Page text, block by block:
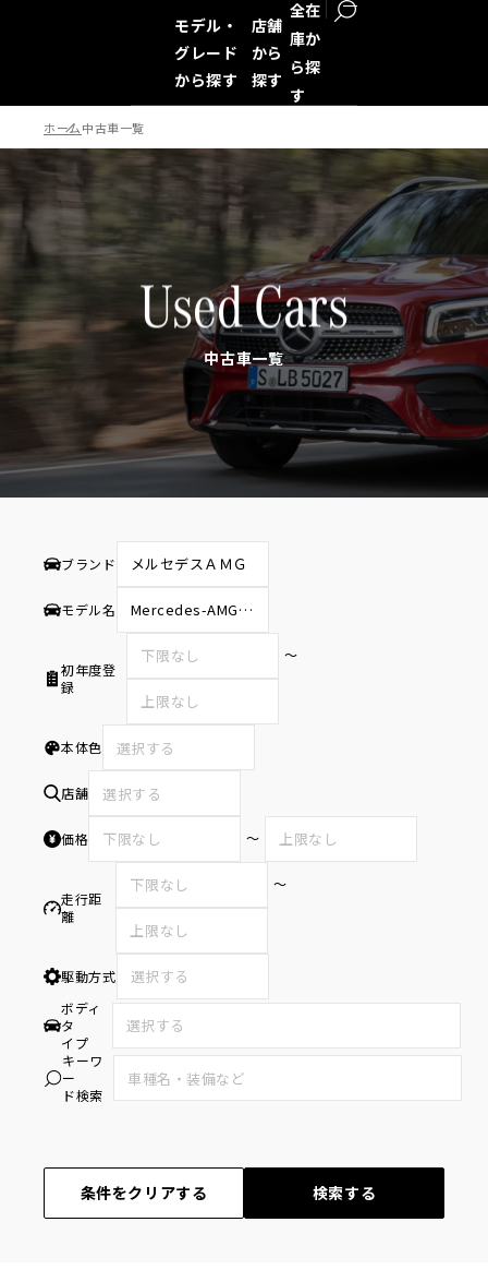
モデル・
グレード
から探す
店舗
から
探す
全在
庫か
ら探
す
検索
ホーム中古車一覧
Used Cars
中古車一覧
ブランド
モデル名
初年度登
録
〜
本体色 選択する
店舗 選択する
価格 〜
走行距
離
〜
駆動方式
ボディ
タ
イプ
キーワ
ー
ド検索
条件をクリアする 検索する